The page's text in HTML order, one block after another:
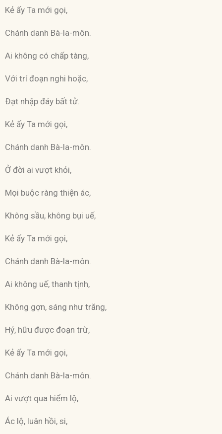
Kẻ ấy Ta mới gọi,
Chánh danh Bà-la-môn.
Ai không có chấp tàng,
Với trí đoạn nghi hoặc,
Ðạt nhập đáy bất tử.
Kẻ ấy Ta mới gọi,
Chánh danh Bà-la-môn.
Ở đời ai vượt khỏi,
Mọi buộc ràng thiện ác,
Không sầu, không bụi uế,
Kẻ ấy Ta mới gọi,
Chánh danh Bà-la-môn.
Ai không uế, thanh tịnh,
Không gợn, sáng như trăng,
Hỷ, hữu được đoạn trừ,
Kẻ ấy Ta mới gọi,
Chánh danh Bà-la-môn.
Ai vượt qua hiểm lộ,
Ác lộ, luân hồi, si,